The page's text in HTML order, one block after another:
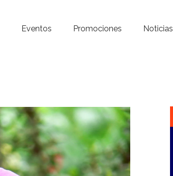
Eventos Promociones Noticias